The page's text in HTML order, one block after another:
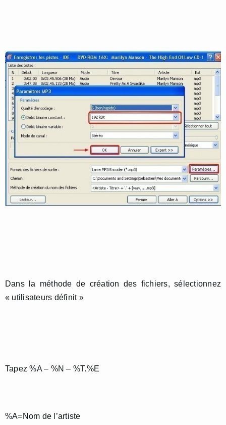
Dans la méthode de création des fichiers, sélectionnez
« utilisateurs définit »
Tapez %A – %N – %T.%E
%A=Nom de l’artiste